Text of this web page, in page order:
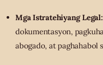
Mga Istratehiyang Legal:
dokumentasyon,
abogado, at paghahabol